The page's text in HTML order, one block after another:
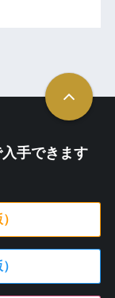
手できます